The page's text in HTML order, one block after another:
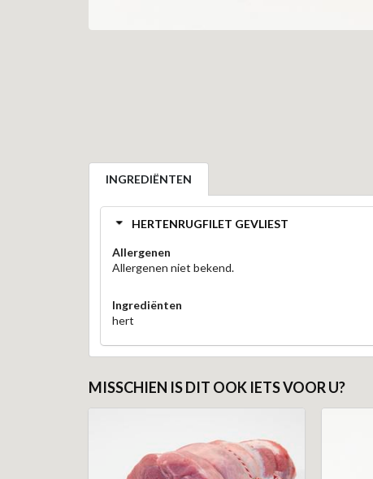
INGREDIËNTEN
HERTENRUGFILET GEVLIEST
Allergenen
Allergenen niet bekend.
Ingrediënten
hert
MISSCHIEN IS DIT OOK IETS VOOR U?